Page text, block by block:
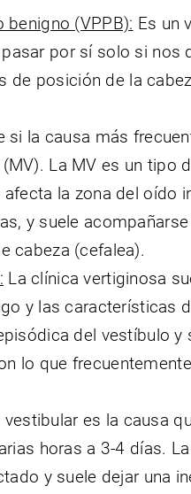
(VPPB): Es un
por sí solo si nos
de posición de la
si la causa más
La MV es un tipo
la zona del oído
y suele
cabeza (cefalea).
La clínica vertiginosa
y las características
del vestíbulo
lo que
vestibular es la causa
horas a 3-4 días.
y suele dejar una